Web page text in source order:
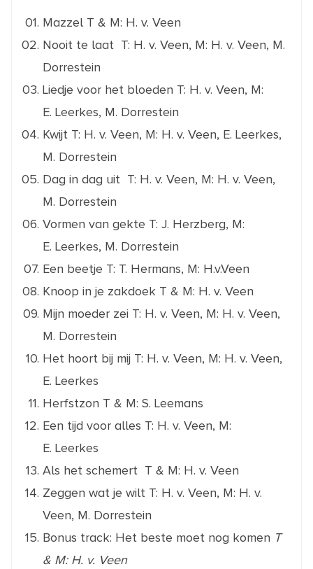
Mazzel T & M: H. v. Veen
Nooit te laat T: H. v. Veen, M: H. v. Veen, M.
Dorrestein
Liedje voor het bloeden T: H. v. Veen, M:
E. Leerkes, M. Dorrestein
Kwijt T: H. v. Veen, M: H. v. Veen, E. Leerkes,
M. Dorrestein
Dag in dag uit T: H. v. Veen, M: H. v. Veen,
M. Dorrestein
Vormen van gekte T: J. Herzberg, M:
E. Leerkes, M. Dorrestein
Een beetje T: T. Hermans, M: H.v.Veen
Knoop in je zakdoek T & M: H. v. Veen
Mijn moeder zei T: H. v. Veen, M: H. v. Veen,
M. Dorrestein
Het hoort bij mij T: H. v. Veen, M: H. v. Veen,
E. Leerkes
Herfstzon T & M: S. Leemans
Een tijd voor alles T: H. v. Veen, M:
E. Leerkes
Als het schemert T & M: H. v. Veen
Zeggen wat je wilt T: H. v. Veen, M: H. v.
Veen, M. Dorrestein
Bonus track: Het beste moet nog komen T
& M: H. v. Veen